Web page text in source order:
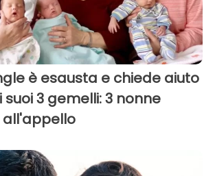
è esausta e chiede aiuto
3 gemelli: 3 nonne